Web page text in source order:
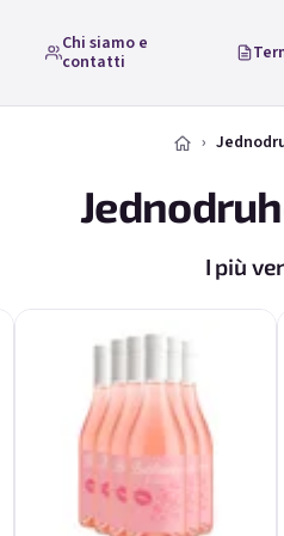
Chi siamo e
contatti
I più